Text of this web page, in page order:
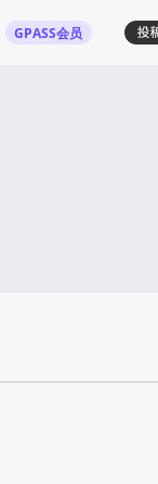
GPASS会员